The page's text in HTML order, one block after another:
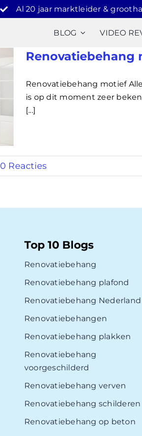
Al 20 jaar marktleider &
BLOG VIDEO
Renovatiebehang
Renovatiebehang motief
is op dit moment zeer
[...]
0 Reacties
Top 10 Blogs
Renovatiebehang
Renovatiebehang plafond
Renovatiebehang Nederland
Renovatiebehangen
Renovatiebehang plakken
Renovatiebehang
voorgeschilderd
Renovatiebehang verven
Renovatiebehang schilderen
Renovatiebehang op beton